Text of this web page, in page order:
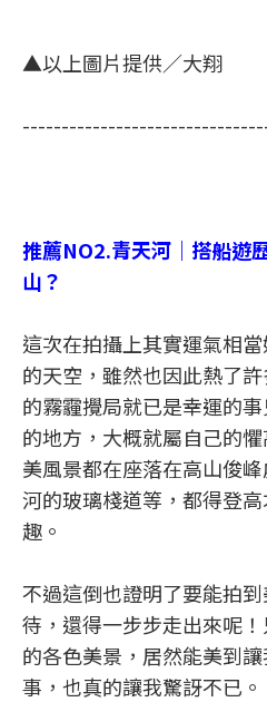
▲以上圖片提供／大翔
推薦NO2.青天河｜ 搭船遊
山？
這次在拍攝上其實運氣相
的天空，雖然也因此熱了
的霧霾攪局就已是幸運的
的地方，大概就屬自己的
美風景都在座落在高山俊
河的玻璃棧道等，都得登
趣。
不過這倒也證明了要能拍
待，還得一步步走出來呢
的各色美景，居然能美到
事，也真的讓我驚訝不已。